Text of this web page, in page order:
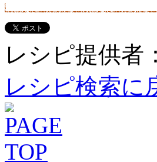
レシピ提供者：
レシピ検索に